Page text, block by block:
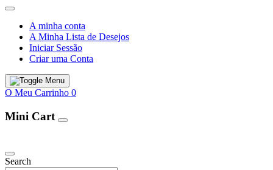
A minha conta
A Minha Lista de Desejos
Iniciar Sessão
Criar uma Conta
O Meu Carrinho 0
Mini Cart
Search